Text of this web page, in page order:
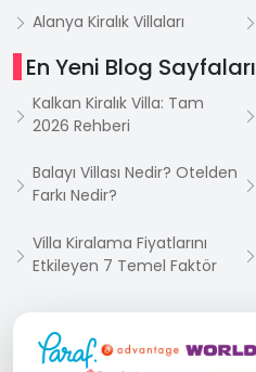
Alanya Kiralık Villaları
En Yeni Blog Sayfaları
Kalkan Kiralık Villa: Tam
2026 Rehberi
Balayı Villası Nedir? Otelden
Farkı Nedir?
Villa Kiralama Fiyatlarını
Etkileyen 7 Temel Faktör